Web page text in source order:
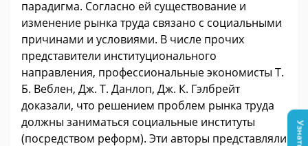
парадигма. Согласно ей существование и
изменение рынка труда связано с социальными
причинами и условиями. В числе прочих
представители институционального
направления, профессиональные экономисты Т.
Б. Веблен, Дж. Т. Данлоп, Дж. К. Гэлбрейт
доказали, что решением проблем рынка труда
должны заниматься социальные институты
(посредством реформ). Эти авторы представляли